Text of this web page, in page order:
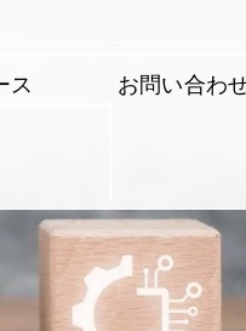
ス お問い合わ